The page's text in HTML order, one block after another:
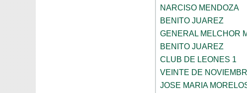
NARCISO MENDOZA
BENITO JUAREZ
GENERAL MELCHOR
BENITO JUAREZ
CLUB DE LEONES 1
VEINTE DE
JOSE MARIA